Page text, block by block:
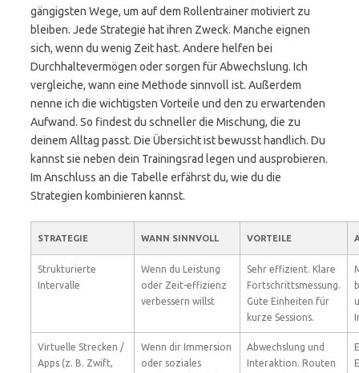
gängigsten Wege, um auf dem Rollentrainer motiviert zu
bleiben. Jede Strategie hat ihren Zweck. Manche eignen
sich, wenn du wenig Zeit hast. Andere helfen bei
Durchhaltevermögen oder sorgen für Abwechslung. Ich
vergleiche, wann eine Methode sinnvoll ist. Außerdem
nenne ich die wichtigsten Vorteile und den zu erwartenden
Aufwand. So findest du schneller die Mischung, die zu
deinem Alltag passt. Die Übersicht ist bewusst handlich. Du
kannst sie neben dein Trainingsrad legen und ausprobieren.
Im Anschluss an die Tabelle erfährst du, wie du die
Strategien kombinieren kannst.
STRATEGIE WANN SINNVOLL VORTEILE
Strukturierte
Intervalle
Wenn du Leistung
oder Zeit-effizienz
verbessern willst
Sehr effizient. Klare
Fortschrittsmessung.
Gute Einheiten für
kurze Sessions.
Virtuelle Strecken /
Apps (z. B. Zwift,
Wenn dir Immersion
oder soziales
Abwechslung und
Interaktion. Routen